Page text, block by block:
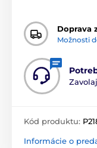
Doprava
Možnosti
Kód produktu:
Informácie o